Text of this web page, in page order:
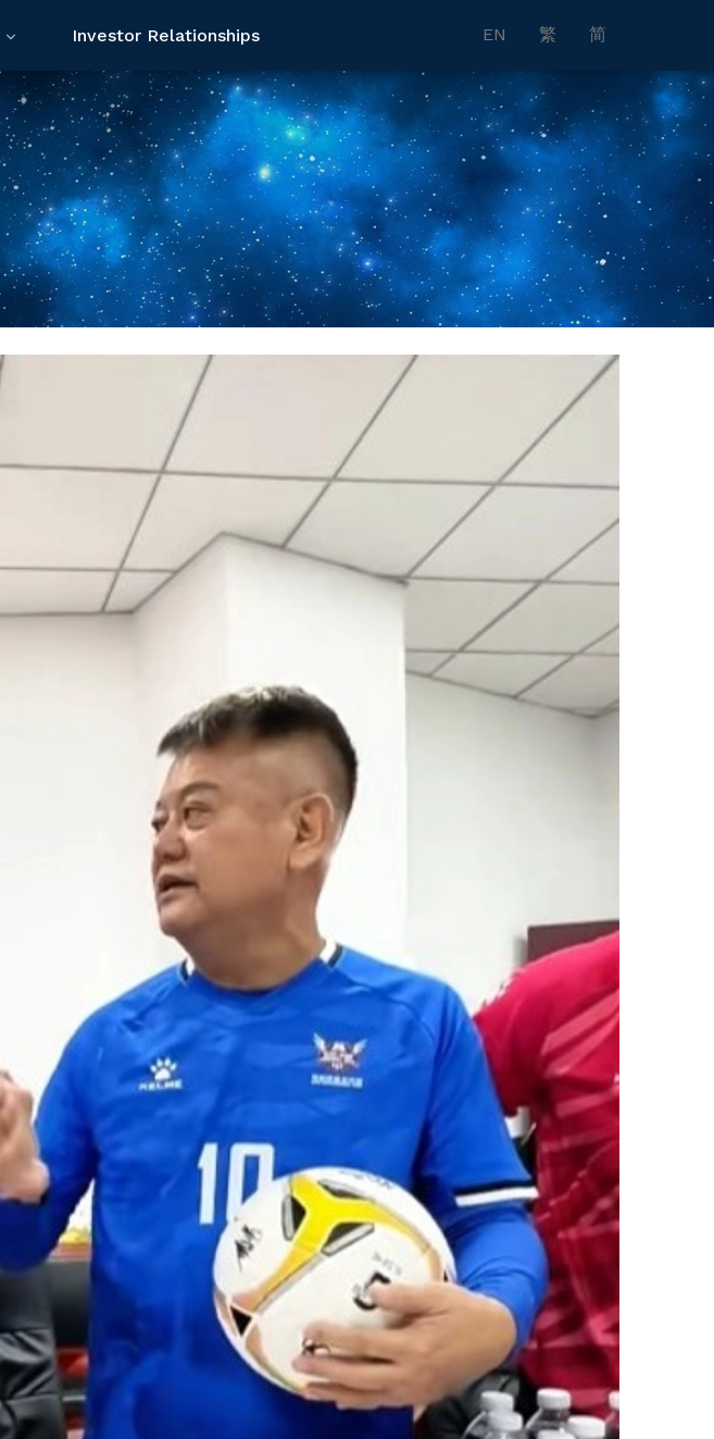
Investor Relationships EN 繁 简